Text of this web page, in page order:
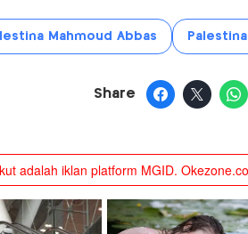
Mahmoud Abbas Palestina
Share